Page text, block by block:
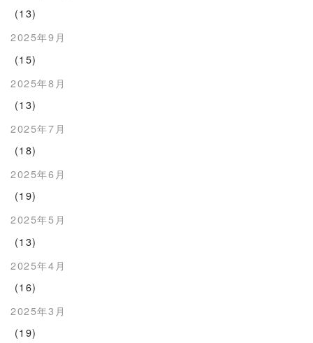
(13)
2025年9月
(15)
2025年8月
(13)
2025年7月
(18)
2025年6月
(19)
2025年5月
(13)
2025年4月
(16)
2025年3月
(19)